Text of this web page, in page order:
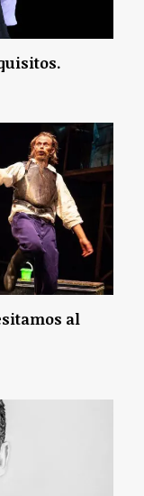
al